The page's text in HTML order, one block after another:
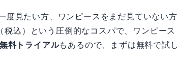
度見たい方、ワンピースをまだ見ていない方
込）という圧倒的なコスパで、ワンピース
料トライアルもあるので、まずは無料で試し